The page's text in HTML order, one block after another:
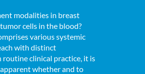
modalities in breast
cells in the blood?
various systemic
with distinct
routine clinical practice, it is
whether and to